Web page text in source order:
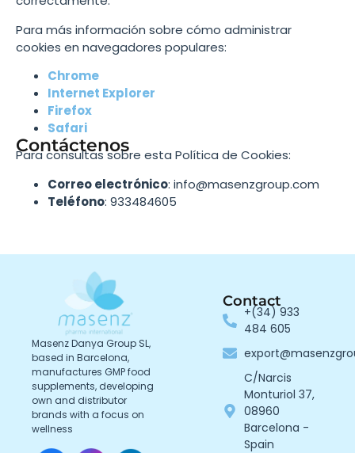
Para más información sobre cómo administrar
cookies en navegadores populares:
Chrome
Internet Explorer
Firefox
Safari
Contáctenos
Para consultas sobre esta Política de Cookies:
Correo electrónico: info@masenzgroup.com
Teléfono: 933484605
Masenz Danya Group SL,
based in Barcelona,
manufactures GMP food
supplements, developing
own and distributor
brands with a focus on
wellness
Contact
+(34) 933
484 605
C/Narcis
Monturiol 37,
08960
Barcelona -
Spain